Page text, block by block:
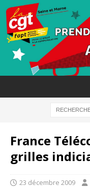
France
grilles
23 décembre 2009